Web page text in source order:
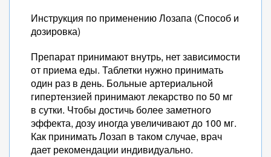
Инструкция по применению Лозапа (Способ и
дозировка)
Препарат принимают внутрь, нет зависимости
от приема еды. Таблетки нужно принимать
один раз в день. Больные артериальной
гипертензией принимают лекарство по 50 мг
в сутки. Чтобы достичь более заметного
эффекта, дозу иногда увеличивают до 100 мг.
Как принимать Лозап в таком случае, врач
дает рекомендации индивидуально.